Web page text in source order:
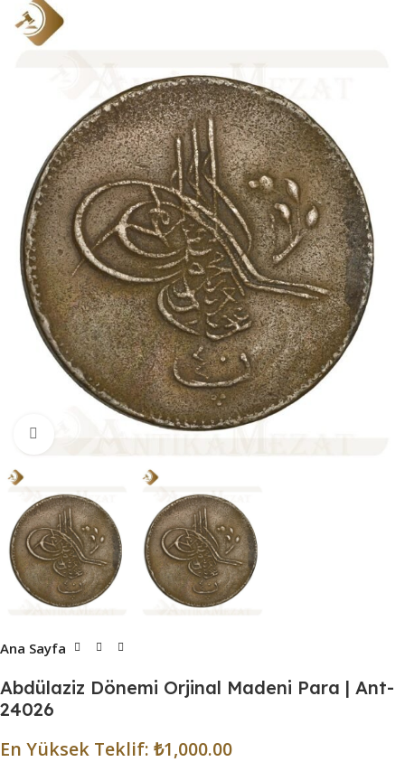
Büyütmek için tıklayın
Ana Sayfa
Abdülaziz Dönemi Orjinal Madeni Para | Ant-
24026
En Yüksek Teklif: ₺1,000.00